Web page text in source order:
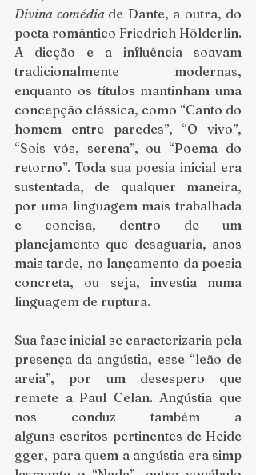
Divina comédia de Dante, a outra, do
poeta romântico Friedrich Hölderlin.
A dicção e a influência soavam
tradicionalmente modernas,
enquanto os títulos mantinham uma
concepção clássica, como “Canto do
homem entre paredes”, “O vivo”,
“Sois vós, serena”, ou “Poema do
retorno”. Toda sua poesia inicial era
sustentada, de qualquer maneira,
por uma linguagem mais trabalhada
e concisa, dentro de um
planejamento que desaguaria, anos
mais tarde, no lançamento da poesia
concreta, ou seja, investia numa
linguagem de ruptura.
Sua fase inicial se caracterizaria pela
presença da angústia, esse “leão de
areia”, por um desespero que
remete a Paul Celan. Angústia que
nos conduz também a
alguns escritos pertinentes de Heide
gger, para quem a angústia era simp